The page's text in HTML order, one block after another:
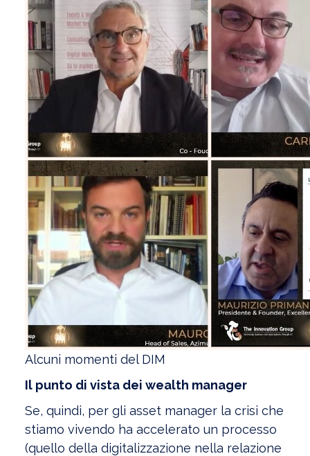
Alcuni momenti del DIM
Il punto di vista dei wealth manager
Se, quindi, per gli asset manager la crisi che
stiamo vivendo ha accelerato un processo
(quello della digitalizzazione nella relazione